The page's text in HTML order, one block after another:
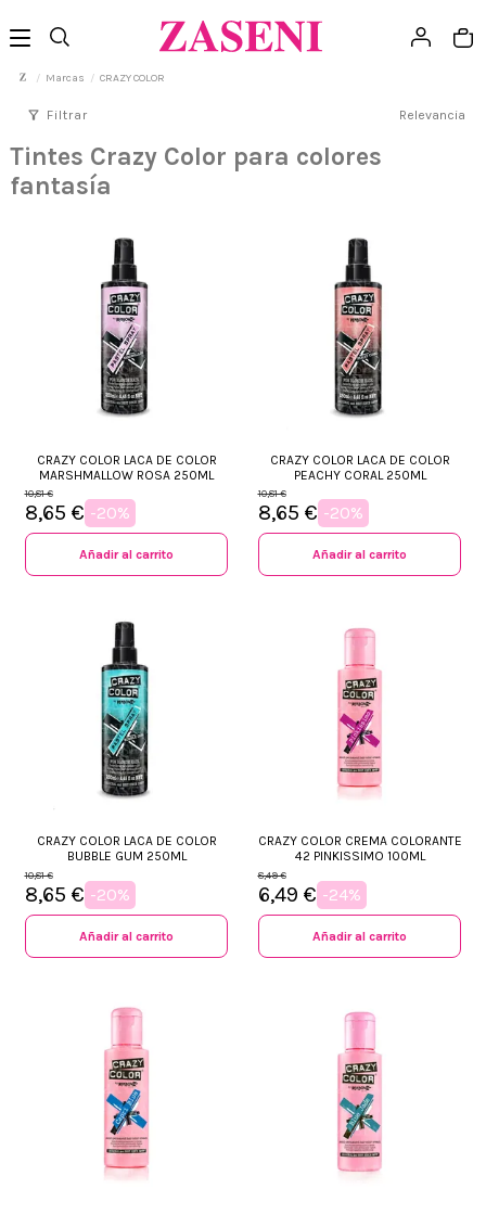
Marcas CRAZY COLOR
filter_alt Filtrar Relevancia
Tintes Crazy Color para colores
fantasía
CRAZY COLOR LACA DE COLOR
MARSHMALLOW ROSA 250ML
10,81 €
8,65 € -20%
Añadir al carrito
CRAZY COLOR LACA DE COLOR
PEACHY CORAL 250ML
10,81 €
8,65 € -20%
Añadir al carrito
CRAZY COLOR LACA DE COLOR
BUBBLE GUM 250ML
10,81 €
8,65 € -20%
Añadir al carrito
CRAZY COLOR CREMA COLORANTE
42 PINKISSIMO 100ML
8,49 €
6,49 € -24%
Añadir al carrito